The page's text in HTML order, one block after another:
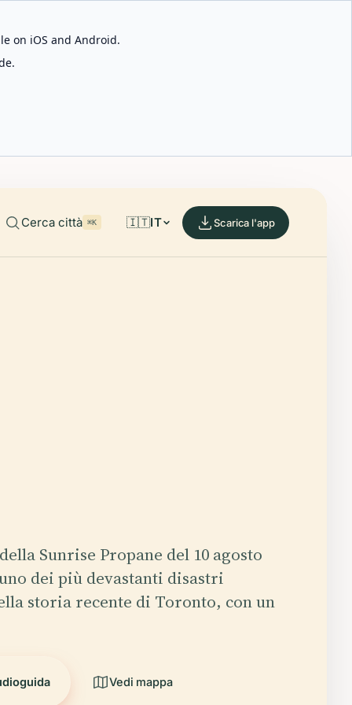
on iOS and Android.
Cerca città ⌘K 🇮🇹IT Scarica l'app
Sunrise Propane del 10 agosto
dei più devastanti disastri
storia recente di Toronto, con un
Vedi mappa